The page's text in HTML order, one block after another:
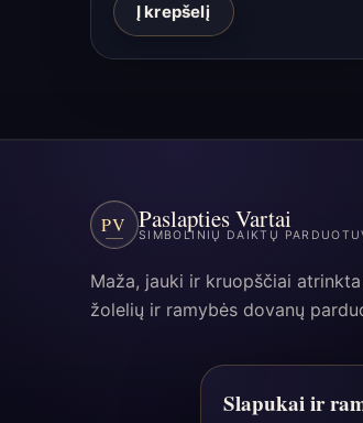
Į krepšelį
PV Paslapties Vartai
SIMBOLINIŲ DAIKTŲ
Maža, jauki ir kruopščiai
žolelių ir ramybės dovanų
Slapukai ir